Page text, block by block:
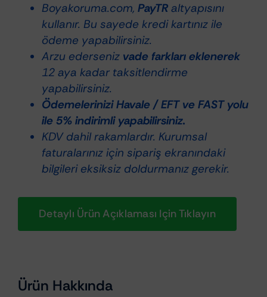
Şarjlı
EX-
PROOF
El
Feneri
350
Lümen
adet
Boyakoruma.com, PayTRaltyapısını
kullanır. Bu sayede kredi kartınız ile
ödeme yapabilirsiniz.
Arzu ederseniz vade farkları eklenerek
12 aya kadar taksitlendirme
yapabilirsiniz.
Ödemelerinizi Havale / EFT ve FAST yolu
ile 5% indirimli yapabilirsiniz.
KDV dahil rakamlardır. Kurumsal
faturalarınız için sipariş ekranındaki
bilgileri eksiksiz doldurmanız gerekir.
Detaylı Ürün Açıklaması Için Tıklayın
Ürün Hakkında